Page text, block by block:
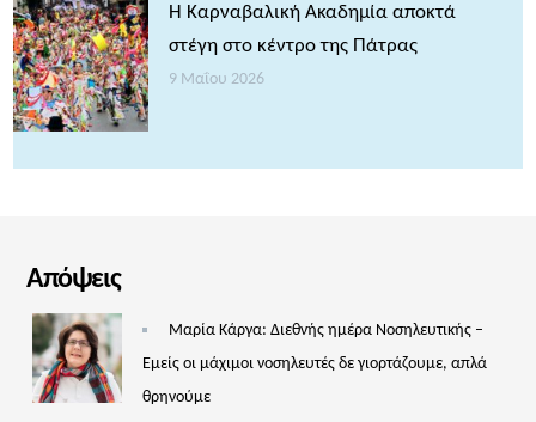
Η Καρναβαλική Ακαδημία αποκτά
στέγη στο κέντρο της Πάτρας
9 Μαΐου 2026
Απόψεις
Μαρία Κάργα: Διεθνής ημέρα Νοσηλευτικής –
Εμείς οι μάχιμοι νοσηλευτές δε γιορτάζουμε, απλά
θρηνούμε